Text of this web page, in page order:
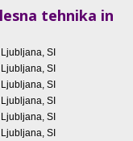
tehnika in
SI
SI
SI
SI
SI
SI